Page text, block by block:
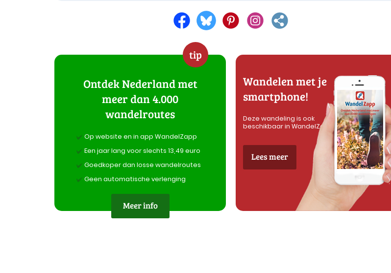
tip
Ontdek Nederland met
meer dan 4.000
wandelroutes
Op website en in app WandelZapp
Een jaar lang voor slechts 13,49 euro
Goedkoper dan losse wandelroutes
Geen automatische verlenging
Meer info
Wandelen met je
smartphone!
Deze wandeling is ook
beschikbaar in WandelZapp
Lees meer